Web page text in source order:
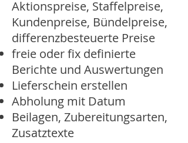
Aktionspreise, Staffelpreise,
Kundenpreise, Bündelpreise,
differenzbesteuerte Preise
freie oder fix definierte
Berichte und Auswertungen
Lieferschein erstellen
Abholung mit Datum
Beilagen, Zubereitungsarten,
Zusatztexte